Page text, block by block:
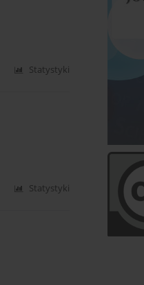
Statystyki
Statystyki